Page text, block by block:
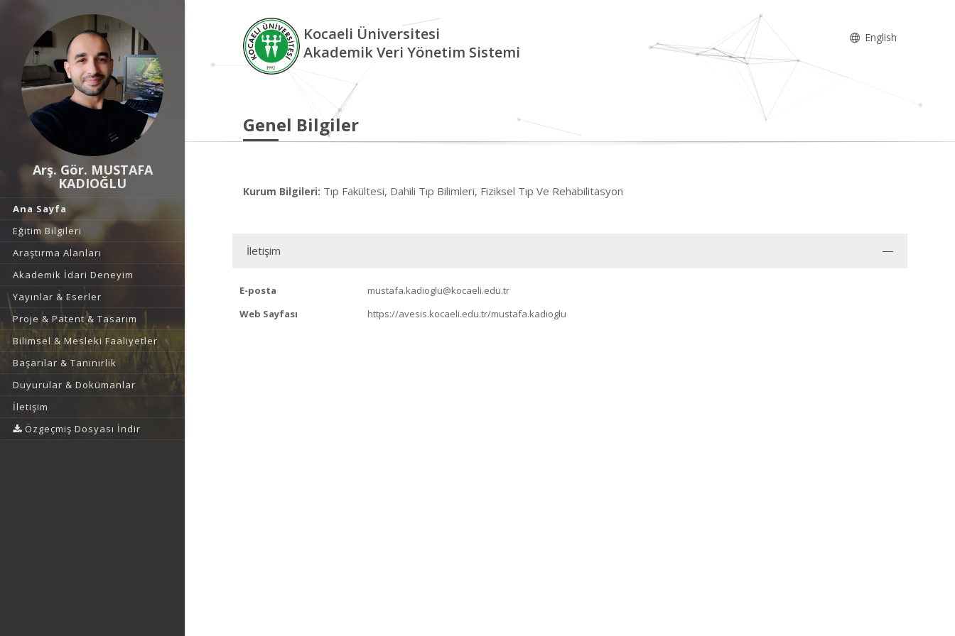
Arş. Gör. MUSTAFA
KADIOĞLU
Ana Sayfa
Eğitim Bilgileri
Araştırma Alanları
Akademik İdari Deneyim
Yayınlar & Eserler
Proje & Patent & Tasarım
Bilimsel & Mesleki Faaliyetler
Başarılar & Tanınırlık
Duyurular & Dokümanlar
İletişim
Özgeçmiş Dosyası İndir
Kocaeli Üniversitesi
Akademik Veri Yönetim Sistemi
English
Genel Bilgiler
Kurum Bilgileri: Tıp Fakültesi, Dahili Tıp Bilimleri, Fiziksel Tıp Ve Rehabilitasyon
İletişim
E-posta
mustafa.kadioglu@kocaeli.edu.tr
Web Sayfası
https://avesis.kocaeli.edu.tr/mustafa.kadioglu